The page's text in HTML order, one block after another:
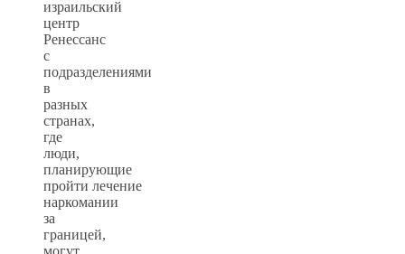
израильский
центр
Ренессанс
с
подразделениями
в
разных
странах,
где
люди,
планирующие
пройти лечение
наркомании
за
границей,